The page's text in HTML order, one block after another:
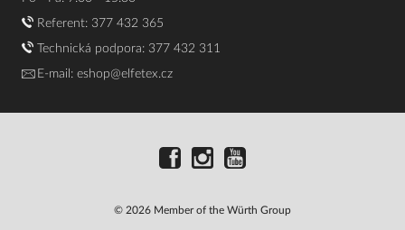
Referent: 377 432 365
Technická podpora: 377 432 311
E-mail: eshop@elfetex.cz
© 2026 Member of the Würth Group